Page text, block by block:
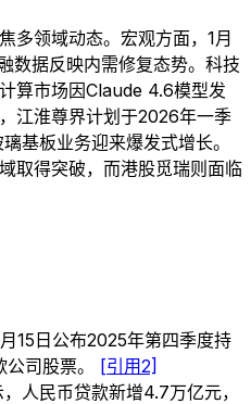
多领域动态。宏观方面，1月
数据反映内需修复态势。科技
算市场因Claude 4.6模型发
江淮尊界计划于2026年一季
基板业务迎来爆发式增长。
取得突破，而港股觅瑞则面临
15日公布2025年第四季度持
司股票。 [引用2]
人民币贷款新增4.7万亿元，